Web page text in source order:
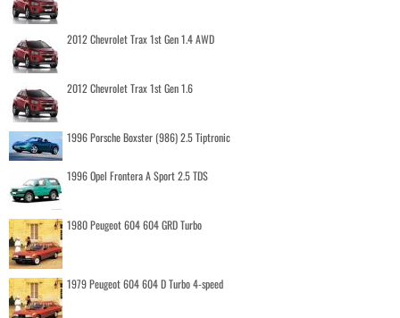
2012 Chevrolet Trax 1st Gen 1.4 AWD
2012 Chevrolet Trax 1st Gen 1.6
1996 Porsche Boxster (986) 2.5 Tiptronic
1996 Opel Frontera A Sport 2.5 TDS
1980 Peugeot 604 604 GRD Turbo
1979 Peugeot 604 604 D Turbo 4-speed